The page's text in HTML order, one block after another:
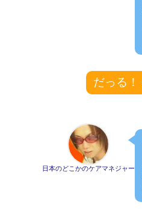
だっる！
日本のどこかのケアマネジャー